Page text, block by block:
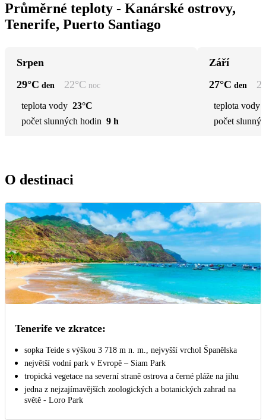
Průměrné teploty - Kanárské ostrovy,
Tenerife, Puerto Santiago
Srpen
29°C den 22°C noc
teplota vody 23°C
počet slunných hodin 9 h
Září
27°C den
teplota vody
počet
O destinaci
Tenerife ve zkratce:
sopka Teide s výškou 3 718 m n. m., nejvyšší vrchol Španělska
největší vodní park v Evropě – Siam Park
tropická vegetace na severní straně ostrova a černé pláže na jihu
jedna z nejzajímavějších zoologických a botanických zahrad na
světě - Loro Park